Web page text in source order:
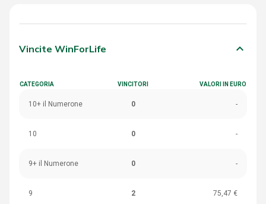
Vincite WinForLife keyboard_arrow_down
CATEGORIA VINCITORI VALORI IN EURO
10+ il Numerone 0 -
10 0 -
9+ il Numerone 0 -
9 2 75,47 €